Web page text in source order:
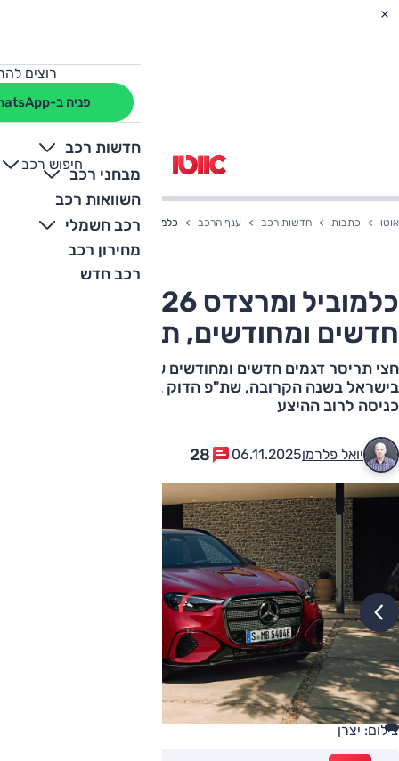
רוצים
פניה ב-WhatsApp
חדשות רכב
מבחני רכב
השוואות רכב
רכב חשמלי
מחירון רכב
רכב חדש
חיפוש רכב
+
-
אוטו כתבות חדשות רכב ענף הרכב כלמוביל ומרצדס 2026 – דגמים חדשים ומחודשים, תמחור חדש
חדשים ומחודשים, תמחור חדש
חצי תריסר דגמים חדשים ומחודשים של מרצדס צפויים
בישראל בשנה הקרובה, שת"פ הדוק בין היצרן ליבואן, גרסאות
כניסה לרוב ההיצע
יואל פלרמן06.11.2025
28
צילום: יצרן